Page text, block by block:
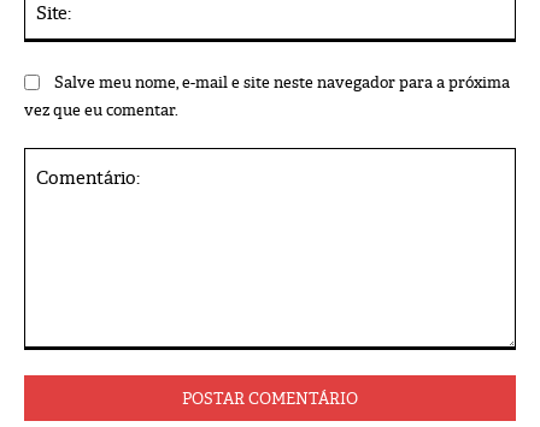
Salve meu nome, e-mail e site neste navegador para a próxima
vez que eu comentar.